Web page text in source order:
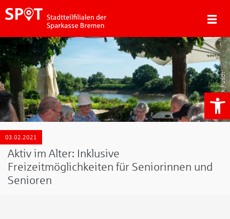
Frank Pusch
03.02.2021
Aktiv im Alter: Inklusive
Freizeitmöglichkeiten für Seniorinnen und
Senioren